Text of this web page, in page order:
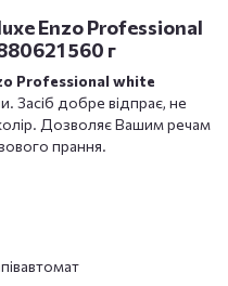
Enzo Professional
560 г
Professional white
Засіб добре відпрає, не
Дозволяє Вашим речам
прання.